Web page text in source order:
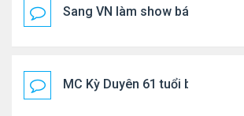
Sang VN làm show bán vé giá
MC Kỳ Duyên 61 tuổi bị soi